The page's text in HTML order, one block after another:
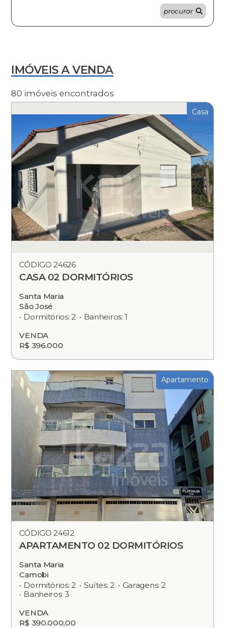
procurar
IMÓVEIS A VENDA
80 imóveis encontrados
Casa
CÓDIGO 24626
CASA 02 DORMITÓRIOS
Santa Maria
São José
Dormitórios: 2
Banheiros: 1
VENDA
R$ 396.000
Apartamento
CÓDIGO 24612
APARTAMENTO 02 DORMITÓRIOS
Santa Maria
Camobi
Dormitórios: 2
Suítes: 2
Garagens: 2
Banheiros: 3
VENDA
R$ 390.000,00